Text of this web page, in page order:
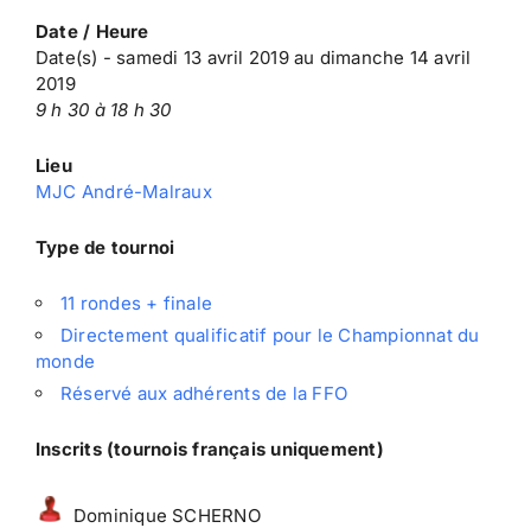
Date / Heure
Date(s) - samedi 13 avril 2019 au dimanche 14 avril
2019
9 h 30 à 18 h 30
Lieu
MJC André-Malraux
Type de tournoi
11 rondes + finale
Directement qualificatif pour le Championnat du
monde
Réservé aux adhérents de la FFO
Inscrits (tournois français uniquement)
Dominique SCHERNO